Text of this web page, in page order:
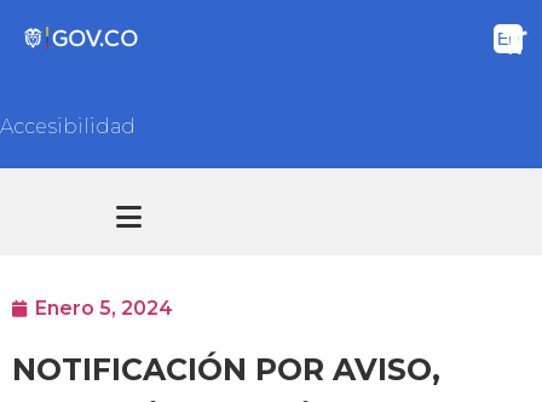
Accesibilidad
Enero 5, 2024
NOTIFICACIÓN POR AVISO,